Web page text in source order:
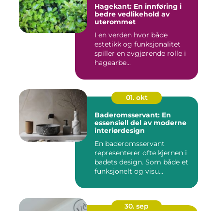
Hagekant: En innføring i
bedre vedlikehold av
uterommet
I en verden hvor både
estetikk og funksjonalitet
spiller en avgjørende rolle i
hagearbe...
01. okt
Baderomsservant: En
essensiell del av moderne
interiørdesign
En baderomsservant
representerer ofte kjernen i
badets design. Som både et
funksjonelt og visu...
30. sep